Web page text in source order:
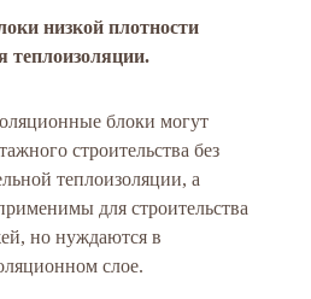
низкой плотности
теплоизоляции.
блоки могут
строительства без
теплоизоляции, а
для строительства
но нуждаются в
слое.